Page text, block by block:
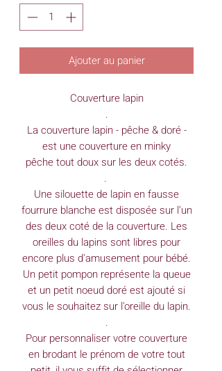
Ajouter au panier
Couverture lapin
.
La couverture lapin - pêche & doré -
est une couverture en minky
pêche tout doux sur les deux cotés.
.
Une silouette de lapin en fausse
fourrure blanche est disposée sur l'un
des deux coté de la couverture. Les
oreilles du lapins sont libres pour
encore plus d'amusement pour bébé.
Un petit pompon représente la queue
et un petit noeud doré est ajouté si
vous le souhaitez sur l'oreille du lapin.
.
Pour personnaliser votre couverture
en brodant le prénom de votre tout